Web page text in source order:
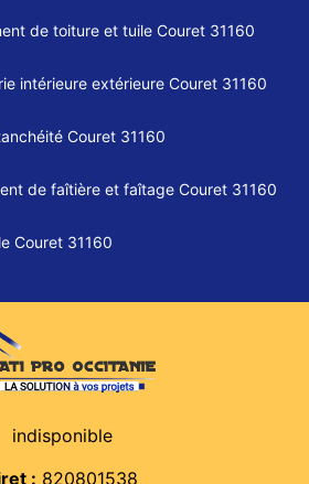
de toiture et tuile Couret 31160
intérieure extérieure Couret 31160
Couret 31160
de faîtière et faîtage Couret 31160
Couret 31160
indisponible
: 820801538